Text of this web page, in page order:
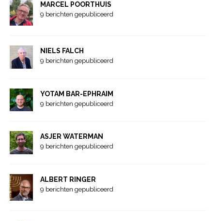
MARCEL POORTHUIS
9 berichten gepubliceerd
NIELS FALCH
9 berichten gepubliceerd
YOTAM BAR-EPHRAIM
9 berichten gepubliceerd
ASJER WATERMAN
9 berichten gepubliceerd
ALBERT RINGER
9 berichten gepubliceerd